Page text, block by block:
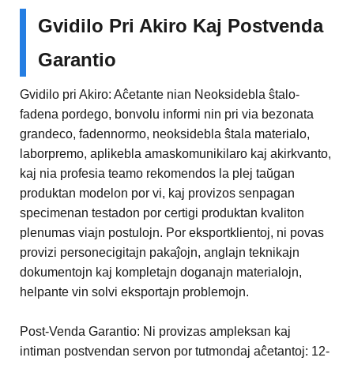
Gvidilo Pri Akiro Kaj Postvenda
Garantio
Gvidilo pri Akiro: Aĉetante nian Neoksidebla ŝtalo-
fadena pordego, bonvolu informi nin pri via bezonata
grandeco, fadennormo, neoksidebla ŝtala materialo,
laborpremo, aplikebla amaskomunikilaro kaj akirkvanto,
kaj nia profesia teamo rekomendos la plej taŭgan
produktan modelon por vi, kaj provizos senpagan
specimenan testadon por certigi produktan kvaliton
plenumas viajn postulojn. Por eksportklientoj, ni povas
provizi personecigitajn pakaĵojn, anglajn teknikajn
dokumentojn kaj kompletajn doganajn materialojn,
helpante vin solvi eksportajn problemojn.
Post-Venda Garantio: Ni provizas ampleksan kaj
intiman postvendan servon por tutmondaj aĉetantoj: 12-